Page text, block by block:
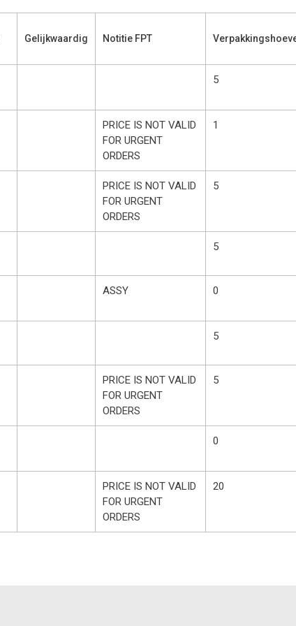
Gelijkwaardig Notitie FPT
5
PRICE IS NOT VALID
FOR URGENT
ORDERS
1
PRICE IS NOT VALID
FOR URGENT
ORDERS
5
5
ASSY 0
5
PRICE IS NOT VALID
FOR URGENT
ORDERS
5
0
PRICE IS NOT VALID
FOR URGENT
ORDERS
20